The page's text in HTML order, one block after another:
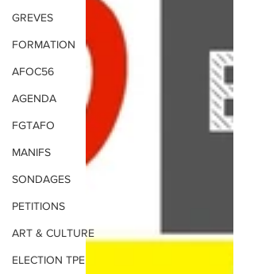
GREVES
FORMATION
AFOC56
AGENDA
FGTAFO
MANIFS
SONDAGES
PETITIONS
ART & CULTURE
ELECTION TPE